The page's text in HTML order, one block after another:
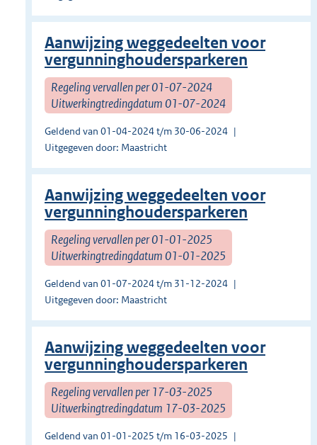
Aanwijzing weggedeelten voor
vergunninghoudersparkeren
Regeling vervallen per 01-07-2024
Uitwerkingtredingdatum 01-07-2024
Geldend van 01-04-2024 t/m 30-06-2024
Uitgegeven door: Maastricht
Aanwijzing weggedeelten voor
vergunninghoudersparkeren
Regeling vervallen per 01-01-2025
Uitwerkingtredingdatum 01-01-2025
Geldend van 01-07-2024 t/m 31-12-2024
Uitgegeven door: Maastricht
Aanwijzing weggedeelten voor
vergunninghoudersparkeren
Regeling vervallen per 17-03-2025
Uitwerkingtredingdatum 17-03-2025
Geldend van 01-01-2025 t/m 16-03-2025